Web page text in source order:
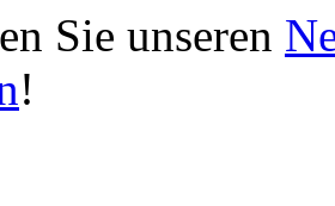
Sie unseren
!